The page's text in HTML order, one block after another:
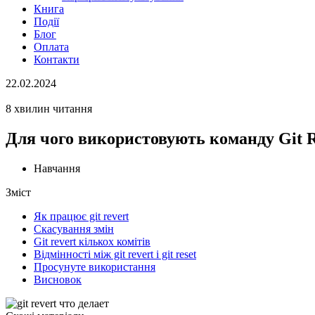
Книга
Події
Блог
Оплата
Контакти
22.02.2024
8 хвилин читання
Для чого використовують команду Git
Навчання
Зміст
Як працює git revert
Скасування змін
Git revert кількох комітів
Відмінності між git revert і git reset
Просунуте використання
Висновок